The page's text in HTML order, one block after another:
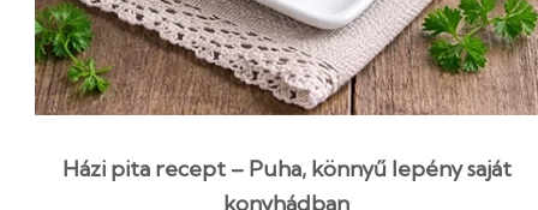
Házi pita recept – Puha, könnyű lepény saját
konyhádban